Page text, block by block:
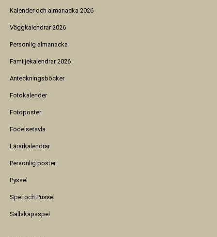
Kalender och almanacka 2026
Väggkalendrar 2026
Personlig almanacka
Familjekalendrar 2026
Anteckningsböcker
Fotokalender
Fotoposter
Födelsetavla
Lärarkalendrar
Personlig poster
Pyssel
Spel och Pussel
Sällskapsspel